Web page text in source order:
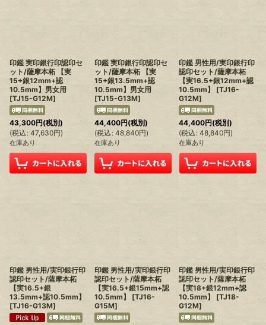
印鑑 実印銀行印認印セ
ット/薩摩本柘 【実
15+銀12mm+認
10.5mm】男女用
[TJ15-G12M]
43,300円(税別)
(税込 : 47,630円)
在庫あり
印鑑 実印銀行印認印セ
ット/薩摩本柘 【実
15+銀13.5mm+認
10.5mm】男女用
[TJ15-G13M]
44,400円(税別)
(税込 : 48,840円)
在庫あり
印鑑 男性用/実印銀行印
認印セット/薩摩本柘
【実16.5+銀12mm+認
10.5mm】
[TJ16-
G12M]
44,400円(税別)
(税込 : 48,840円)
在庫あり
印鑑 男性用/実印銀行印
認印セット/薩摩本柘
【実16.5+銀
13.5mm+認10.5mm】
[TJ16-G13M]
印鑑 男性用/実印銀行印
認印セット/薩摩本柘
【実16.5+銀15mm+認
10.5mm】
[TJ16-
G15M]
印鑑 男性用/実印銀行印
認印セット/薩摩本柘
【実18+銀12mm+認
10.5mm】
[TJ18-
G12M]